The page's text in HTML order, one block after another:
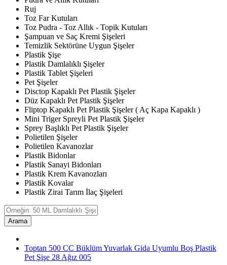
Ruj
Toz Far Kutuları
Toz Pudra - Toz Allık - Topik Kutuları
Şampuan ve Saç Kremi Şişeleri
Temizlik Sektörüne Uygun Şişeler
Plastik Şişe
Plastik Damlalıklı Şişeler
Plastik Tablet Şişeleri
Pet Şişeler
Disctop Kapaklı Pet Plastik Şişeler
Düz Kapaklı Pet Plastik Şişeler
Fliptop Kapaklı Pet Plastik Şişeler ( Aç Kapa Kapaklı )
Mini Triger Spreyli Pet Plastik Şişeler
Sprey Başlıklı Pet Plastik Şişeler
Polietilen Şişeler
Polietilen Kavanozlar
Plastik Bidonlar
Plastik Sanayi Bidonları
Plastik Krem Kavanozları
Plastik Kovalar
Plastik Zirai Tarım İlaç Şişeleri
Arama
Toptan 500 CC Büklüm Yuvarlak Gida Uyumlu Boş Plastik
Pet Şişe 28 Ağız 005